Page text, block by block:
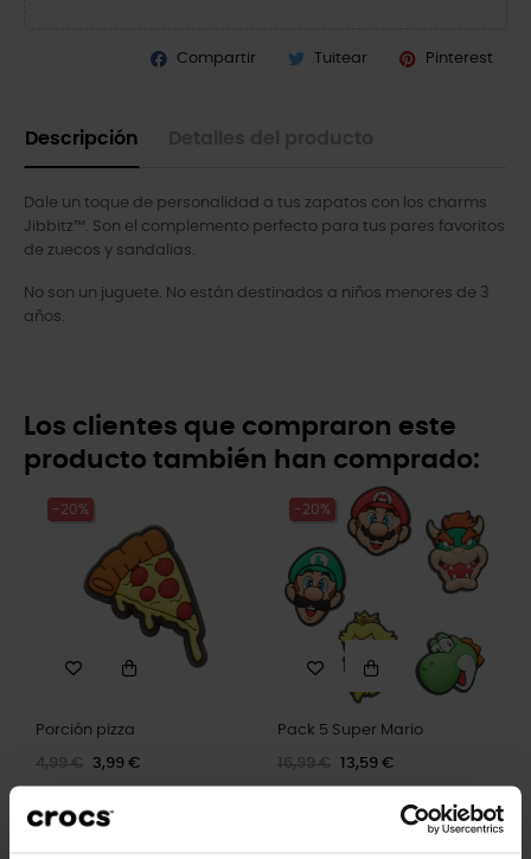
Compartir Tuitear Pinterest
Descripción
Dale un toque de personalidad a tus zapatos con los charms
Jibbitz™. Son el complemento perfecto para tus pares favoritos
de zuecos y sandalias.
No son un juguete. No están destinados a niños menores de 3
años.
Los clientes que compraron este
producto también han comprado:
-20%
Porción pizza
4,99 € 3,99 €
-20%
Pack 5 Super Mario
16,99 € 13,59 €